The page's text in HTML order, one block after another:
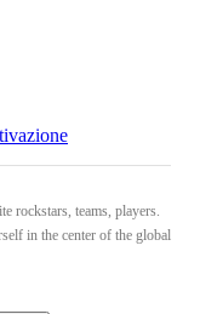
rockstars, teams, players.
in the center of the global